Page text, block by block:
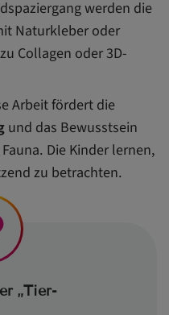
werden die
Naturkleber oder
Collagen oder 3D-
Arbeit fördert die
und das Bewusstsein
Die Kinder lernen,
zu betrachten.
„Tier-